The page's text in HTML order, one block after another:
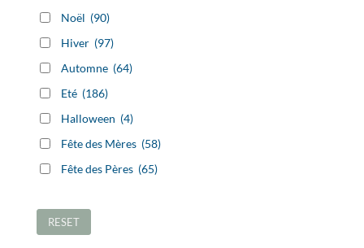
Noël (90)
Hiver (97)
Automne (64)
Eté (186)
Halloween (4)
Fête des Mères (58)
Fête des Pères (65)
RESET